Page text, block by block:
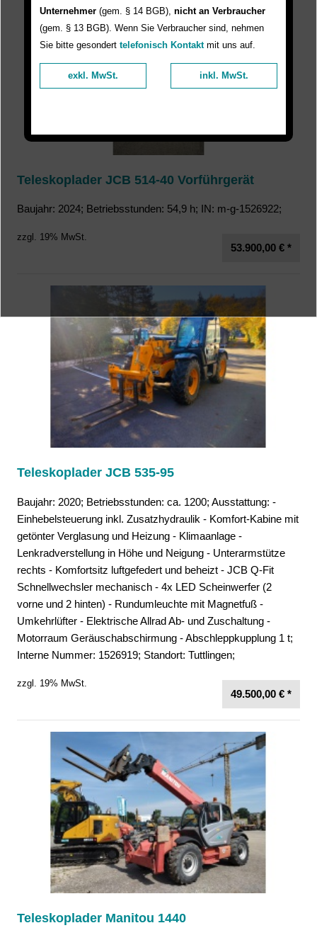
Teleskoplader JCB 514-40 Vorführgerät
Baujahr: 2024; Betriebsstunden: 54,9 h; IN: m-g-1526922;
53.900,00 € *
zzgl. 19% MwSt.
Teleskoplader JCB 535-95
Baujahr: 2020; Betriebsstunden: ca. 1200; Ausstattung: -
Einhebelsteuerung inkl. Zusatzhydraulik - Komfort-Kabine mit
getönter Verglasung und Heizung - Klimaanlage -
Lenkradverstellung in Höhe und Neigung - Unterarmstütze
rechts - Komfortsitz luftgefedert und beheizt - JCB Q-Fit
Schnellwechsler mechanisch - 4x LED Scheinwerfer (2
vorne und 2 hinten) - Rundumleuchte mit Magnetfuß -
Umkehrlüfter - Elektrische Allrad Ab- und Zuschaltung -
Motorraum Geräuschabschirmung - Abschleppkupplung 1 t;
Interne Nummer: 1526919; Standort: Tuttlingen;
49.500,00 € *
zzgl. 19% MwSt.
Teleskoplader Manitou 1440
Unternehmer (gem. § 14 BGB), nicht an Verbraucher
(gem. § 13 BGB). Wenn Sie Verbraucher sind, nehmen
Sie bitte gesondert telefonisch Kontaktmit uns auf.
exkl. MwSt. inkl. MwSt.